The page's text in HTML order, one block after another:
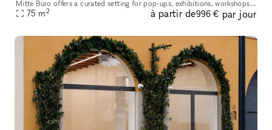
Mitte Büro offers a curated setting for pop-ups, exhibitions, workshops,
presentations, salons, talks, shoots, and brand exper
75 m2 à partir de996 € par jour